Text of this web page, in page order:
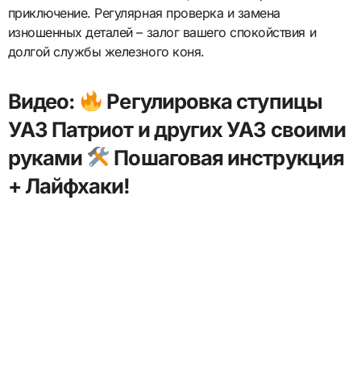
приключение. Регулярная проверка и замена
изношенных деталей – залог вашего спокойствия и
долгой службы железного коня.
Видео:
Регулировка ступицы
УАЗ Патриот и других УАЗ своими
руками
Пошаговая инструкция
+ Лайфхаки!